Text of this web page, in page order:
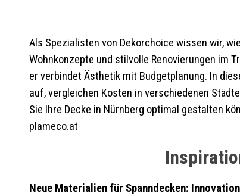
Als Spezialisten von Dekorchoice wissen wir,
Wohnkonzepte und stilvolle Renovierungen im
er verbindet Ästhetik mit Budgetplanung. In
auf, vergleichen Kosten in verschiedenen
Sie Ihre Decke in Nürnberg optimal gestalten
plameco.at
Neue Materialien für Spanndecken: